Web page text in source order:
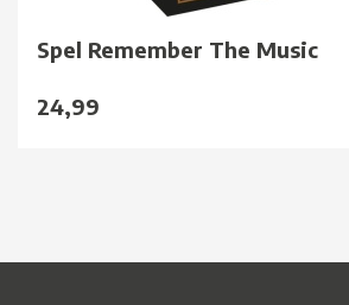
Spel Remember The Music
24,99